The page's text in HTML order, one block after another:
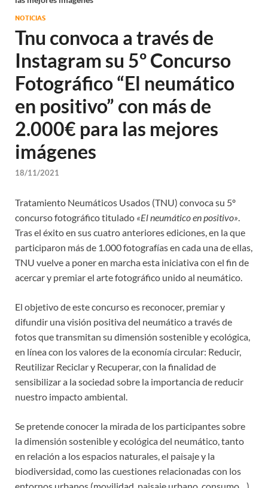
NOTICIAS
Tnu convoca a través de
Instagram su 5º Concurso
Fotográfico “El neumático
en positivo” con más de
2.000€ para las mejores
imágenes
18/11/2021
Tratamiento Neumáticos Usados (TNU) convoca su 5º
concurso fotográfico titulado «El neumático en positivo».
Tras el éxito en sus cuatro anteriores ediciones, en la que
participaron más de 1.000 fotografías en cada una de ellas,
TNU vuelve a poner en marcha esta iniciativa con el fin de
acercar y premiar el arte fotográfico unido al neumático.
El objetivo de este concurso es reconocer, premiar y
difundir una visión positiva del neumático a través de
fotos que transmitan su dimensión sostenible y ecológica,
en línea con los valores de la economía circular: Reducir,
Reutilizar Reciclar y Recuperar, con la finalidad de
sensibilizar a la sociedad sobre la importancia de reducir
nuestro impacto ambiental.
Se pretende conocer la mirada de los participantes sobre
la dimensión sostenible y ecológica del neumático, tanto
en relación a los espacios naturales, el paisaje y la
biodiversidad, como las cuestiones relacionadas con los